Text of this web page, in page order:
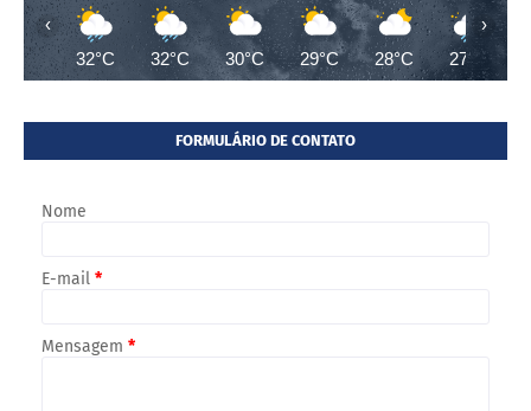
32°C 32°C 30°C 29°C 28°C 27°C
‹ ›
FORMULÁRIO DE CONTATO
Nome
E-mail *
Mensagem *